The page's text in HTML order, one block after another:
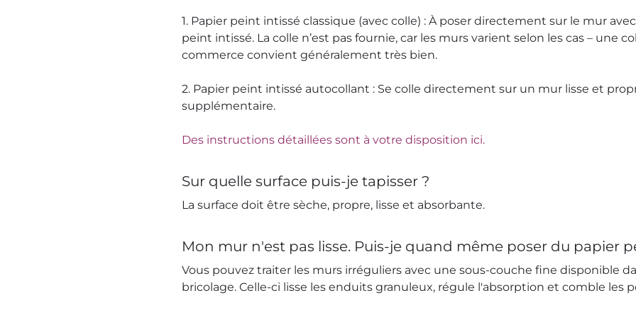
1. Papier peint intissé classique (avec colle) : À poser directement sur le mur
peint intissé. La colle n’est pas fournie, car les murs varient selon les cas – une
commerce convient généralement très bien.
2. Papier peint intissé autocollant : Se colle directement sur un mur lisse et
supplémentaire.
Des instructions détaillées sont à votre disposition ici.
Sur quelle surface puis-je tapisser ?
La surface doit être sèche, propre, lisse et absorbante.
Mon mur n'est pas lisse. Puis-je quand même poser du papier
Vous pouvez traiter les murs irréguliers avec une sous-couche fine disponible
bricolage. Celle-ci lisse les enduits granuleux, régule l'absorption et comble les